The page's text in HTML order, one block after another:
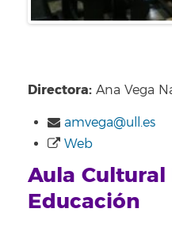
Directora: Ana Vega
amvega@ull.es
Web
Aula Cultural
Educación